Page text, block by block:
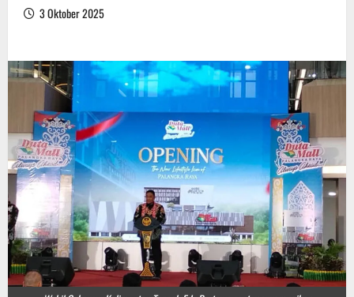
3 Oktober 2025